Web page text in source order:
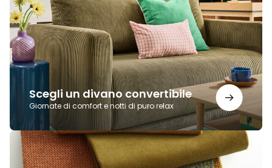
Scegli un divano convertibile
Giornate di comfort e notti di puro relax
convertibile
Scegli
tessuto